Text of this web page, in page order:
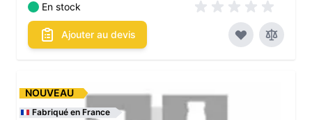
En stock
Ajouter au devis
NOUVEAU
Fabriqué en France